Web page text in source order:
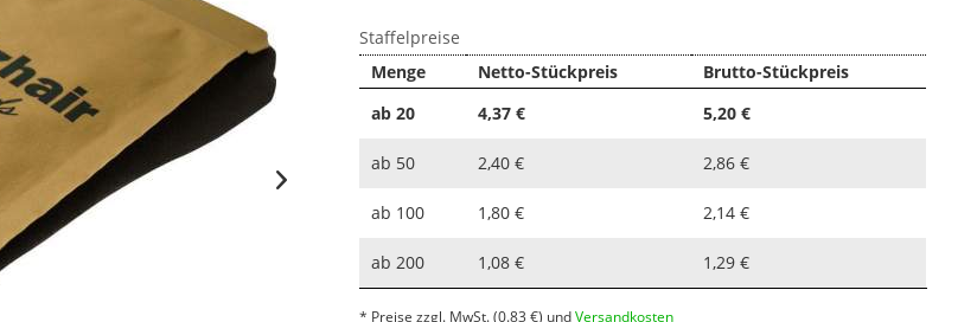
Staffelpreise
Menge
Netto-Stückpreis
Brutto-Stückpreis
ab20 4,37 € 5,20 €
ab 50 2,40 € 2,86 €
ab 100 1,80 € 2,14 €
ab 200 1,08 € 1,29 €
* Preise zzgl. MwSt.(0.83 €) undVersandkosten